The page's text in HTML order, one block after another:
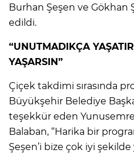
Burhan Şeşen ve Gökhan
edildi.
“UNUTMADIKÇA
YAŞARSIN”
Çiçek takdimi sırasında
Büyükşehir Belediye
teşekkür eden
Balaban, “Harika bir
Şeşen’i bize çok iyi